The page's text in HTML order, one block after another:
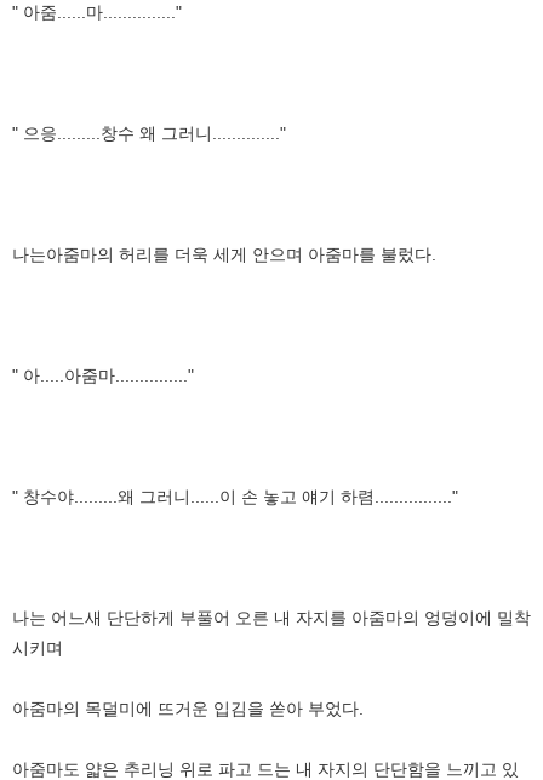
" 아줌......마..............."
" 으응.........창수 왜 그러니.............."
나는아줌마의 허리를 더욱 세게 안으며 아줌마를 불렀다.
" 아.....아줌마..............."
" 창수야.........왜 그러니......이 손 놓고 얘기 하렴................"
나는 어느새 단단하게 부풀어 오른 내 자지를 아줌마의 엉덩이에 밀착
시키며
아줌마의 목덜미에 뜨거운 입김을 쏟아 부었다.
아줌마도 얇은 추리닝 위로 파고 드는 내 자지의 단단함을 느끼고 있